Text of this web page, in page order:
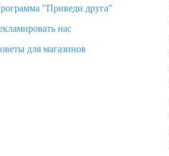
"Приведи друга"
нас
для магазинов